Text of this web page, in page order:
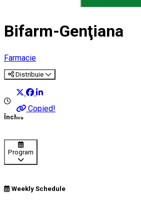
Bifarm-Genţiana
Farmacie
Distribuie
Copied!
Închis
Program
Weekly Schedule